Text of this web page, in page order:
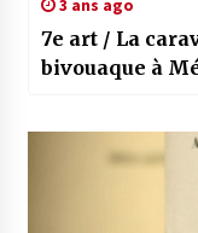
3 ans ago
7e art / La
bivouaque à